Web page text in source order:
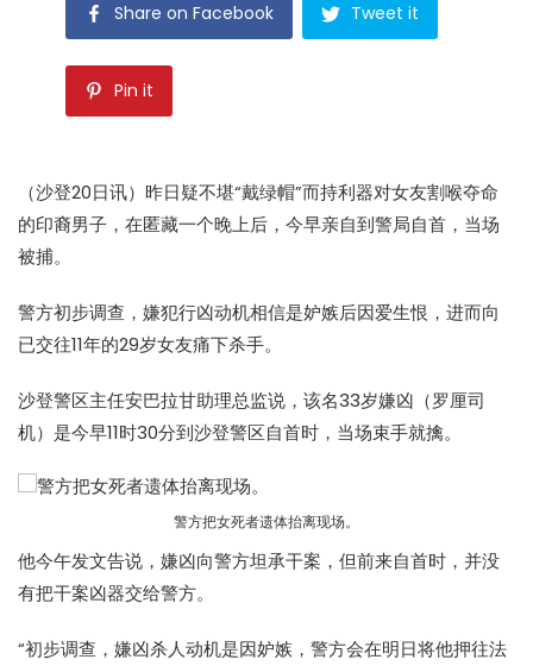
Share on Facebook Tweet it
Pin it
（沙登20日讯）昨日疑不堪“戴绿帽”而持利器对女友割喉夺命
的印裔男子，在匿藏一个晚上后，今早亲自到警局自首，当场
被捕。
警方初步调查，嫌犯行凶动机相信是妒嫉后因爱生恨，进而向
已交往11年的29岁女友痛下杀手。
沙登警区主任安巴拉甘助理总监说，该名33岁嫌凶（罗厘司
机）是今早11时30分到沙登警区自首时，当场束手就擒。
警方把女死者遗体抬离现场。
他今午发文告说，嫌凶向警方坦承干案，但前来自首时，并没
有把干案凶器交给警方。
“初步调查，嫌凶杀人动机是因妒嫉，警方会在明日将他押往法